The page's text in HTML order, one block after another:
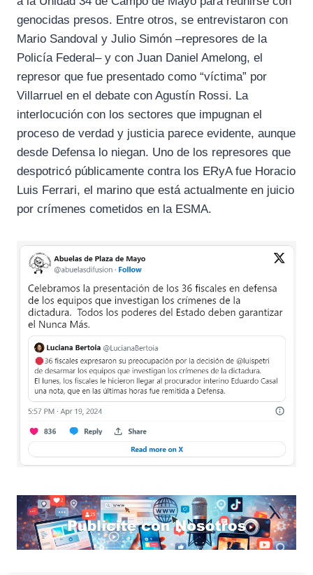
genocidas presos. Entre otros, se entrevistaron con
Mario Sandoval y Julio Simón –represores de la
Policía Federal– y con Juan Daniel Amelong, el
represor que fue presentado como “víctima” por
Villarruel en el debate con Agustín Rossi. La
interlocución con los sectores que impugnan el
proceso de verdad y justicia parece evidente, aunque
desde Defensa lo niegan. Uno de los represores que
despotricó públicamente contra los ERyA fue Horacio
Luis Ferrari, el marino que está actualmente en juicio
por crímenes cometidos en la ESMA.